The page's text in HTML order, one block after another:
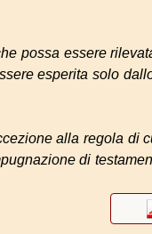
possa essere
esperita solo
alla regola di
di